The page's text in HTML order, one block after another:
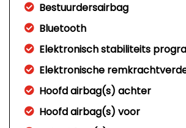
Bestuurdersairbag
Bluetooth
Elektronisch stabiliteits
Elektronische
Hoofd airbag(s) achter
Hoofd airbag(s) voor